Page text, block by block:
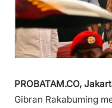
PROBATAM.CO,
Gibran Rakabuming